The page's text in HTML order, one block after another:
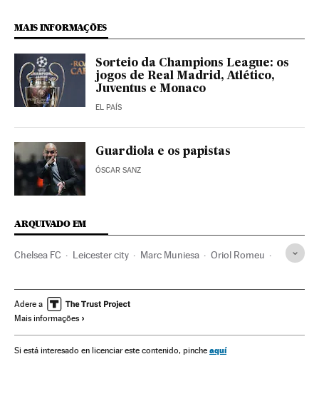
MAIS INFORMAÇÕES
Sorteio da Champions League: os
jogos de Real Madrid, Atlético,
Juventus e Monaco
EL PAÍS
Guardiola e os papistas
ÓSCAR SANZ
ARQUIVADO EM
Chelsea FC Leicester city Marc Muniesa Oriol Romeu
Premier League Manchester United
Champions League 2016/2017 Champions League
Adere a
Mais informações
Si está interesado en licenciar este contenido, pinche aquí